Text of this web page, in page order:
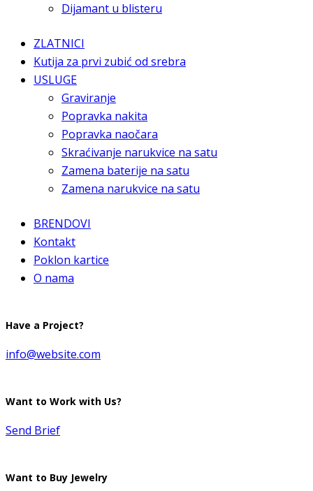
Dijamant u blisteru
ZLATNICI
Kutija za prvi zubić od srebra
USLUGE
Graviranje
Popravka nakita
Popravka naočara
Skraćivanje narukvice na satu
Zamena baterije na satu
Zamena narukvice na satu
BRENDOVI
Kontakt
Poklon kartice
O nama
Have a Project?
info@website.com
Want to Work with Us?
Send Brief
Want to Buy Jewelry